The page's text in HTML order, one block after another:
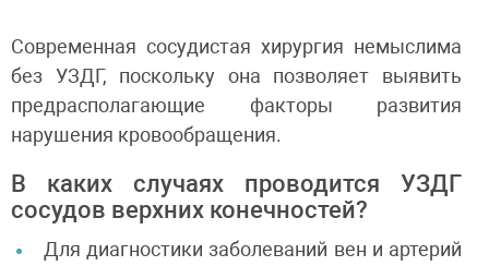
Современная сосудистая хирургия немыслима
без УЗДГ, поскольку она позволяет выявить
предрасполагающие факторы развития
нарушения кровообращения.
В каких случаях проводится УЗДГ
сосудов верхних конечностей?
Для диагностики заболеваний вен и артерий